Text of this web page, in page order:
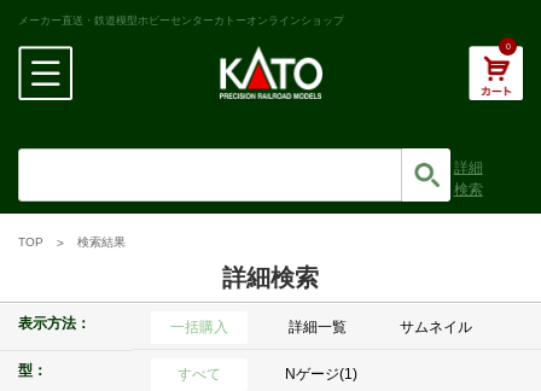
メーカー直送・鉄道模型ホビーセンターカトーオンラインショップ
0
詳細
検索
TOP 検索結果
詳細検索
表示方法： 一括購入 詳細一覧 サムネイル
型： すべて Nゲージ(1)